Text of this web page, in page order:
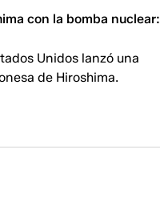
con la bomba nuclear:
Unidos lanzó una
de Hiroshima.